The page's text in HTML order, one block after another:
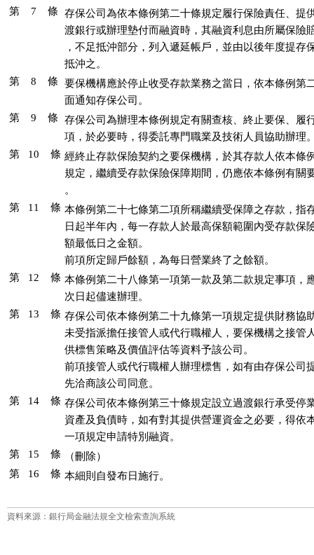
第 7 條
存保公司為依本條例第二十條規定履行保險責任、提
渡銀行或辦理墊付而融資時，其融資利息由所屬保險
，不足抵沖部分，列入遞延帳戶，並由以後年度提存
抵沖之。
第 8 條
要保機構應於停止收受存款業務之當日，依本條例第
面通知存保公司。
第 9 條
存保公司為辦理本條例規定有關查核、終止要保、履
項，於必要時，得委託專門職業及技術人員協助辦理
第 10 條 經終止存款保險契約之要保機構，於其存款人依本條
規定，繼續受存款保險保障期間，仍應依本條例有關
。
第 11 條 本條例第二十七條第二項所稱繼續受保障之存款，指
日起半年內，每一存款人於最高保額範圍內受存款保
額最低日之金額。
前項所定歸戶餘額，為每日營業終了之餘額。
第 12 條 本條例第二十八條第一項第一款及第二款規定事項，
次日起儘速辦理。
第 13 條 存保公司依本條例第二十九條第一項規定提供財務協
未受指派擔任接管人或代行職權人，要保機構之接管
供標售策略及價值評估等資料予該公司。
前項接管人或代行職權人辦理標售，如有由存保公司
先洽商該公司同意。
第 14 條 存保公司依本條例第三十條規定設立過渡銀行承受停
資產及負債時，如有對其提供營運資金之必要，得依
一項規定申請特別融資。
第 15 條
（刪除）
第 16 條 本細則自發布日施行。
資料來源：銀行局金融法規全文檢索查詢系統